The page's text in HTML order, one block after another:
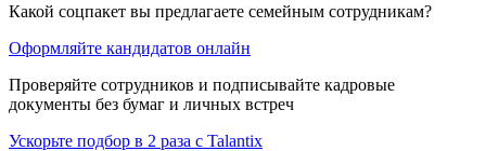
Какой соцпакет вы предлагаете семейным сотрудникам?
Оформляйте кандидатов онлайн
Проверяйте сотрудников и подписывайте кадровые
документы без бумаг и личных встреч
Ускорьте подбор в 2 раза с Talantix